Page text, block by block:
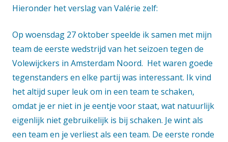
Hieronder het verslag van Valérie zelf:
Op woensdag 27 oktober speelde ik samen met mijn
team de eerste wedstrijd van het seizoen tegen de
Volewijckers in Amsterdam Noord. Het waren goede
tegenstanders en elke partij was interessant. Ik vind
het altijd super leuk om in een team te schaken,
omdat je er niet in je eentje voor staat, wat natuurlijk
eigenlijk niet gebruikelijk is bij schaken. Je wint als
een team en je verliest als een team. De eerste ronde